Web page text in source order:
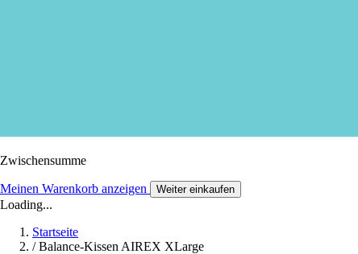
Zwischensumme
Meinen Warenkorb anzeigen Weiter einkaufen
Loading...
Startseite
/ Balance-Kissen AIREX XLarge